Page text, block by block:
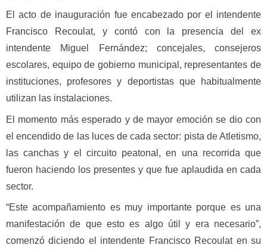
El acto de inauguración fue encabezado por el intendente
Francisco Recoulat, y contó con la presencia del ex
intendente Miguel Fernández; concejales, consejeros
escolares, equipo de gobierno municipal, representantes de
instituciones, profesores y deportistas que habitualmente
utilizan las instalaciones.
El momento más esperado y de mayor emoción se dio con
el encendido de las luces de cada sector: pista de Atletismo,
las canchas y el circuito peatonal, en una recorrida que
fueron haciendo los presentes y que fue aplaudida en cada
sector.
“Este acompañamiento es muy importante porque es una
manifestación de que esto es algo útil y era necesario”,
comenzó diciendo el intendente Francisco Recoulat en su